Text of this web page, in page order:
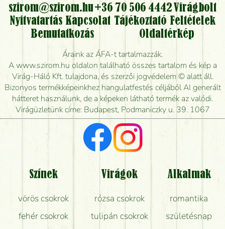
kérhető?
Vidékre is lehet rendelni?
Meddig rendelhetek virágküldést úgy, hogy még ma
kiszállítsák?
Mennyire gyorsan tudják elkészíteni a csokrot, és
mikor tudják leghamarabb kiszállítani?
Vörös rózsát keresek, van önöknél?
Milyen visszajelzést kapok a virágküldésről?
Tényleg azt kapom, ami a képen van?
Hogy marad a lehető legtovább friss a csokor?
szirom@szirom.hu+36 70 506 4442 Virágbolt
Nyitvatartás Kapcsolat Tájékoztató Feltételek
Bemutatkozás
Oldaltérkép
Áraink az ÁFA-t tartalmazzák.
A www.szirom.hu oldalon található összes tartalom és kép a
Virág-Háló Kft. tulajdona, és szerzői jogvédelem © alatt áll.
Bizonyos termékképeinkhez hangulatfestés céljából AI generált
hátteret használunk, de a képeken látható termék az valódi.
Virágüzletünk címe: Budapest, Podmaniczky u. 39. 1067
Színek
vörös csokrok
fehér csokrok
Virágok
rózsa csokrok
tulipán csokrok
Alkalmak
romantika
születésnap